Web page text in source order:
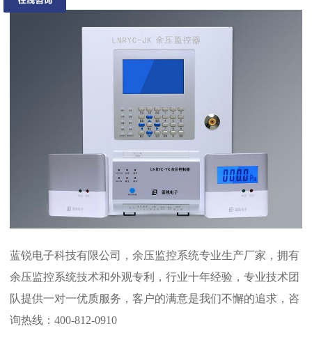
蓝锐电子科技有限公司，余压监控系统专业生产厂家，拥有
余压监控系统技术和外观专利，行业十年经验，专业技术团
队提供一对一优质服务，客户的满意是我们不懈的追求，咨
询热线：400-812-0910